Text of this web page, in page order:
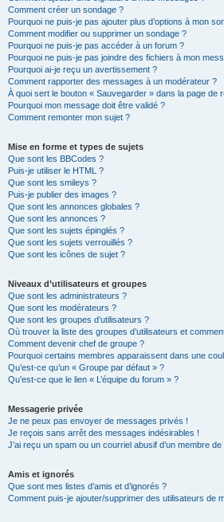
Comment créer un sondage ?
Pourquoi ne puis-je pas ajouter plus d’options à mon
Comment modifier ou supprimer un sondage ?
Pourquoi ne puis-je pas accéder à un forum ?
Pourquoi ne puis-je pas joindre des fichiers à mon
Pourquoi ai-je reçu un avertissement ?
Comment rapporter des messages à un modérateur ?
À quoi sert le bouton « Sauvegarder » dans la page de
Pourquoi mon message doit être validé ?
Comment remonter mon sujet ?
Mise en forme et types de sujets
Que sont les BBCodes ?
Puis-je utiliser le HTML ?
Que sont les smileys ?
Puis-je publier des images ?
Que sont les annonces globales ?
Que sont les annonces ?
Que sont les sujets épinglés ?
Que sont les sujets verrouillés ?
Que sont les icônes de sujet ?
Niveaux d’utilisateurs et groupes
Que sont les administrateurs ?
Que sont les modérateurs ?
Que sont les groupes d’utilisateurs ?
Où trouver la liste des groupes d’utilisateurs et
Comment devenir chef de groupe ?
Pourquoi certains membres apparaissent dans une
Qu’est-ce qu’un « Groupe par défaut » ?
Qu’est-ce que le lien « L’équipe du forum » ?
Messagerie privée
Je ne peux pas envoyer de messages privés !
Je reçois sans arrêt des messages indésirables !
J’ai reçu un spam ou un courriel abusif d’un membre
Amis et ignorés
Que sont mes listes d’amis et d’ignorés ?
Comment puis-je ajouter/supprimer des utilisateurs de